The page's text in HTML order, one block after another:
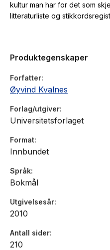
kultur man har for det som
litteraturliste og
Produktegenskaper
Forfatter
Øyvind Kvalnes
Forlag/utgiver
Universitetsforlaget
Format
Innbundet
Språk
Bokmål
Utgivelsesår
2010
Antall sider
210